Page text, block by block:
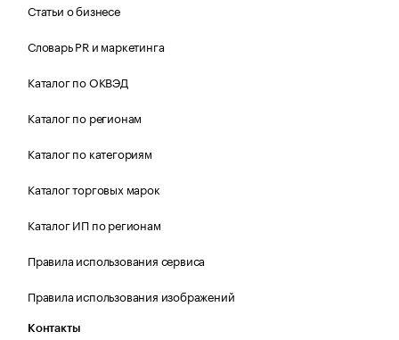
Статьи о бизнесе
Словарь PR и маркетинга
Каталог по ОКВЭД
Каталог по регионам
Каталог по категориям
Каталог торговых марок
Каталог ИП по регионам
Правила использования сервиса
Правила использования изображений
Контакты